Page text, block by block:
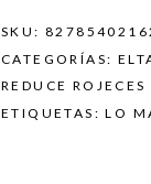
SKU:
CATEGORÍAS:
REDUCE ROJECES
ETIQUETAS:LO